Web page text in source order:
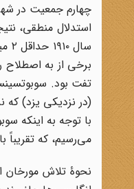
تفت بود.
می‌رسیم، که تقریباً با ۱۷ میلیون نفری که در گزارش وزیرمختار آمریکا در ایران آمده هم‌خوانی دارد.